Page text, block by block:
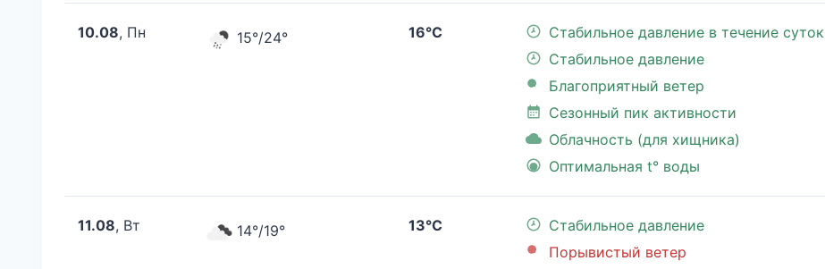
10.08, Пн 15°/24° 16°C
Стабильное давление в течение суток
Стабильное давление
Благоприятный ветер
Сезонный пик активности
Облачность (для хищника)
Оптимальная t° воды
11.08, Вт 14°/19° 13°C
Стабильное давление
Порывистый ветер